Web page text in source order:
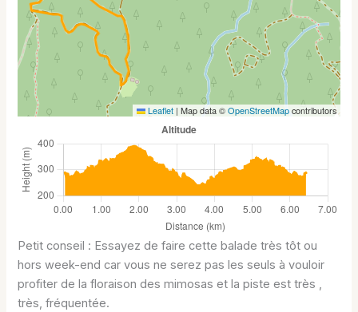
Leaflet | Map data ©OpenStreetMapcontributors
Petit conseil : Essayez de faire cette balade très tôt ou
hors week-end car vous ne serez pas les seuls à vouloir
profiter de la floraison des mimosas et la piste est très ,
très, fréquentée.